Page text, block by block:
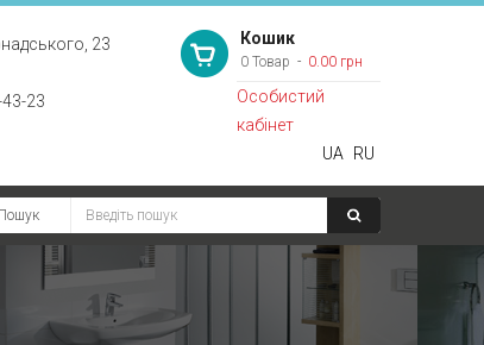
23
23
Кошик
0 Товар 0.00 грн
Особистий
кабінет
UA
RU
Пошук